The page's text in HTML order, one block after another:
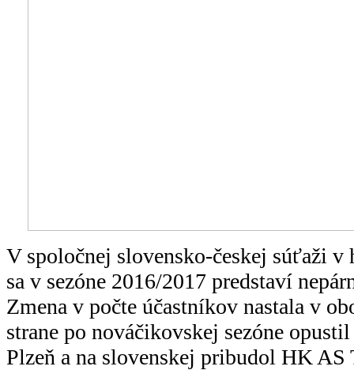
V spoločnej slovensko-českej súťaži
sa v sezóne 2016/2017 predstaví
Zmena v počte účastníkov nastala v
strane po nováčikovskej sezóne
Plzeň a na slovenskej pribudol HK